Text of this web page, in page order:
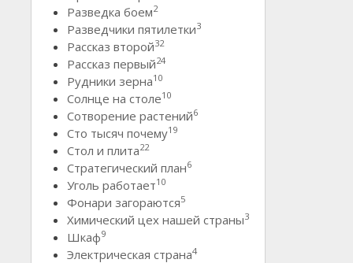
Разведка боем2
Разведчики пятилетки3
Рассказ второй32
Рассказ первый24
Рудники зерна10
Солнце на столе10
Сотворение растений6
Сто тысяч почему19
Стол и плита22
Стратегический план6
Уголь работает10
Фонари загораются5
Химический цех нашей страны3
Шкаф9
Электрическая страна4